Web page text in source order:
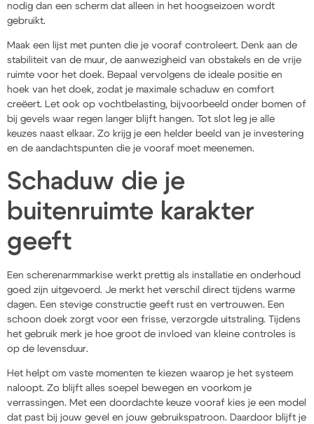
nodig dan een scherm dat alleen in het hoogseizoen wordt
gebruikt.
Maak een lijst met punten die je vooraf controleert. Denk aan de
stabiliteit van de muur, de aanwezigheid van obstakels en de vrije
ruimte voor het doek. Bepaal vervolgens de ideale positie en
hoek van het doek, zodat je maximale schaduw en comfort
creëert. Let ook op vochtbelasting, bijvoorbeeld onder bomen of
bij gevels waar regen langer blijft hangen. Tot slot leg je alle
keuzes naast elkaar. Zo krijg je een helder beeld van je investering
en de aandachtspunten die je vooraf moet meenemen.
Schaduw die je
buitenruimte karakter
geeft
Een scherenarmmarkise werkt prettig als installatie en onderhoud
goed zijn uitgevoerd. Je merkt het verschil direct tijdens warme
dagen. Een stevige constructie geeft rust en vertrouwen. Een
schoon doek zorgt voor een frisse, verzorgde uitstraling. Tijdens
het gebruik merk je hoe groot de invloed van kleine controles is
op de levensduur.
Het helpt om vaste momenten te kiezen waarop je het systeem
naloopt. Zo blijft alles soepel bewegen en voorkom je
verrassingen. Met een doordachte keuze vooraf kies je een model
dat past bij jouw gevel en jouw gebruikspatroon. Daardoor blijft je